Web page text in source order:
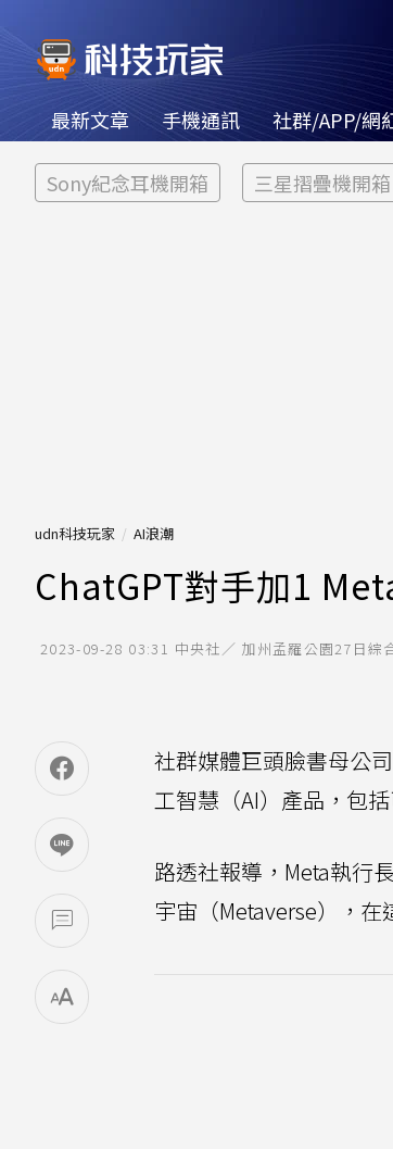
最新文章 手機通訊 社群/APP/網
Sony紀念耳機開箱 三星摺疊機開箱
udn科技玩家 AI浪潮
ChatGPT對手加1
2023-09-28 03:31 中央社／ 加州孟羅公園27日綜
社群媒體巨頭臉書母公
工智慧（AI）產品，包
路透社報導，Meta執行
宇宙（Metaverse），在